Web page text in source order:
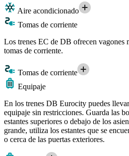
Aire acondicionado
Tomas de corriente
Los trenes EC de DB ofrecen vagones
tomas de corriente.
Tomas de corriente
Equipaje
En los trenes DB Eurocity puedes
equipaje sin restricciones. Guarda las
estantes superiores o debajo de los
grande, utiliza los estantes que se
o cerca de las puertas exteriores.